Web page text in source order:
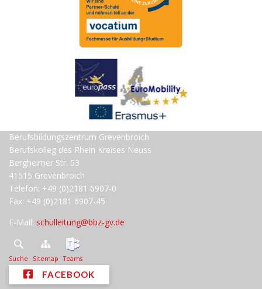
Berufsbildungszentrum Grevenbroich
Berufskolleg des Rhein Kreises Neuss
Bergheimer Str. 53
41515 Grevenbroich
Telefon: +49 (0)2181 6907-0
Fax: +49 (0)2181 6907-45
E-Mail: schulleitung@bbz-gv.de
Suche Sitemap Teams
FACEBOOK